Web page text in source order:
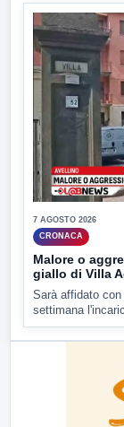
7 AGOSTO 2026
CRONACA
Malore o
giallo di Villa
Sarà affidato
settimana